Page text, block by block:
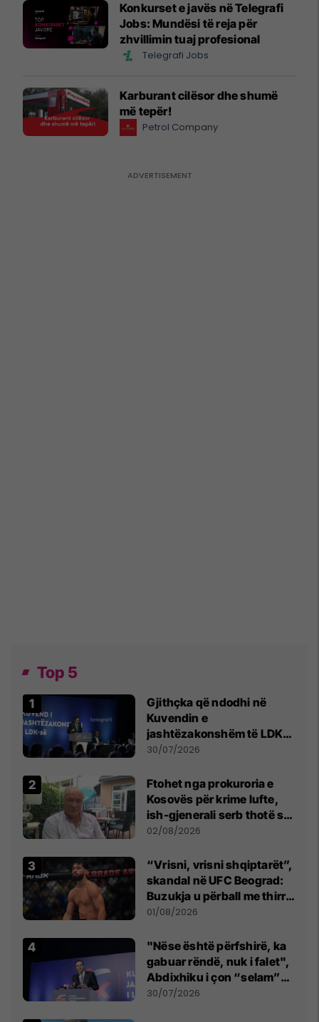
Konkurset e javës në Telegrafi
Jobs: Mundësi të reja për
zhvillimin tuaj profesional
Telegrafi Jobs
Karburant cilësor dhe shumë
më tepër!
Petrol Company
Top 5
Gjithçka që ndodhi në
Kuvendin e
jashtëzakonshëm të LDK-
së
30/07/2026
Ftohet nga prokuroria e
Kosovës për krime lufte,
ish-gjenerali serb thotë se
dikush e tradhtoi në
02/08/2026
“Vrisni, vrisni shqiptarët”,
skandal në UFC Beograd:
Buzukja u përball me thirrje
anti-shqiptare nga
01/08/2026
"Nëse është përfshirë, ka
gabuar rëndë, nuk i falet",
Abdixhiku i çon “selam”
Përparim Ramës
30/07/2026